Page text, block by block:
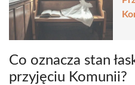
Co oznacza stan
przyjęciu Komunii?